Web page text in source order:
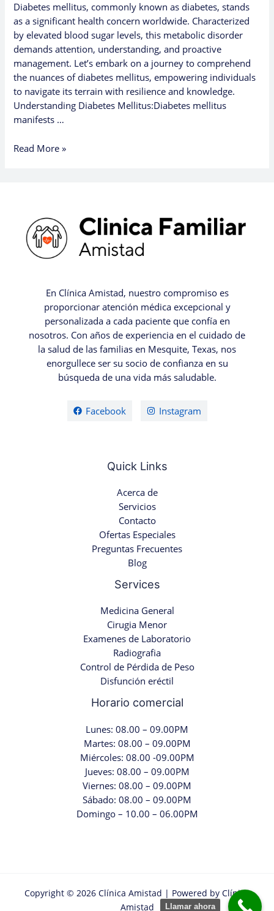
Diabetes mellitus, commonly known as diabetes, stands
as a significant health concern worldwide. Characterized
by elevated blood sugar levels, this metabolic disorder
demands attention, understanding, and proactive
management. Let’s embark on a journey to comprehend
the nuances of diabetes mellitus, empowering individuals
to navigate its terrain with resilience and knowledge.
Understanding Diabetes Mellitus:Diabetes mellitus
manifests …
Read More »
En Clínica Amistad, nuestro compromiso es
proporcionar atención médica excepcional y
personalizada a cada paciente que confía en
nosotros. Con años de experiencia en el cuidado de
la salud de las familias en Mesquite, Texas, nos
enorgullece ser su socio de confianza en su
búsqueda de una vida más saludable.
Facebook Instagram
Quick Links
Acerca de
Servicios
Contacto
Ofertas Especiales
Preguntas Frecuentes
Blog
Services
Medicina General
Cirugia Menor
Examenes de Laboratorio
Radiografia
Control de Pérdida de Peso
Disfunción eréctil
Horario comercial
Lunes: 08.00 – 09.00PM
Martes: 08.00 – 09.00PM
Miércoles: 08.00 -09.00PM
Jueves: 08.00 – 09.00PM
Viernes: 08.00 – 09.00PM
Sábado: 08.00 – 09.00PM
Domingo – 10.00 – 06.00PM
Copyright © 2026 Clínica Amistad | Powered by Clínica
Amistad
Llamar ahora